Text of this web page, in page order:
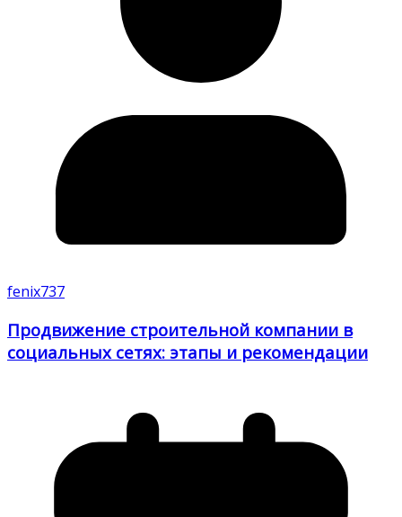
fenix737
Продвижение строительной компании в
социальных сетях: этапы и рекомендации